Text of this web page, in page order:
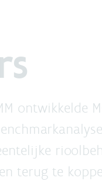
ontwikkelde
terug te